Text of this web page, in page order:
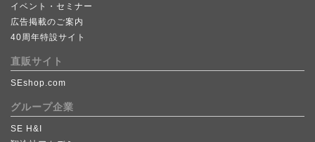
イベント・セミナー
広告掲載のご案内
40周年特設サイト
直販サイト
SEshop.com
グループ企業
SE H&I